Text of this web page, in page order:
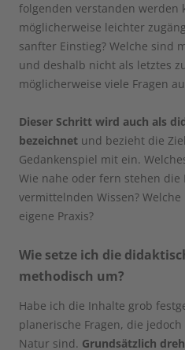
folgenden verstanden werden
möglicherweise leichter
sanfter Einstieg? Welche sind
und deshalb nicht als letztes
möglicherweise viele Fragen
Dieser Schritt wird auch als
bezeichnet und bezieht die
Gedankenspiel mit ein.
Wie nahe oder fern stehen die
vermittelnden Wissen?
eigene Praxis?
Wie setze ich die
methodisch um?
Habe ich die Inhalte grob
planerische Fragen, die
Natur sind. Grundsätzlich